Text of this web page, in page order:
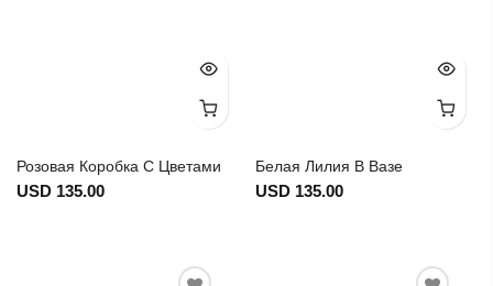
Розовая Коробка С Цветами
USD 135.00
Белая Лилия В Вазе
USD 135.00